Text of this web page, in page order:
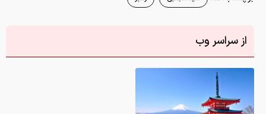
از سراسر وب